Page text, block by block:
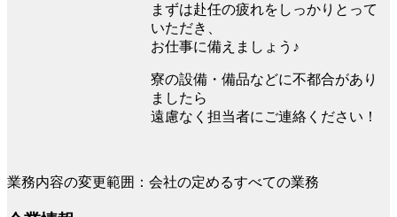
まずは赴任の疲れをしっかりとって
いただき、
お仕事に備えましょう♪
寮の設備・備品などに不都合があり
ましたら
遠慮なく担当者にご連絡ください！
業務内容の変更範囲：会社の定めるすべての業務